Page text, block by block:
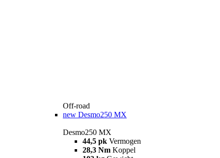
Off-road
new Desmo250 MX
Desmo250 MX
44,5 pk Vermogen
28,3 Nm Koppel